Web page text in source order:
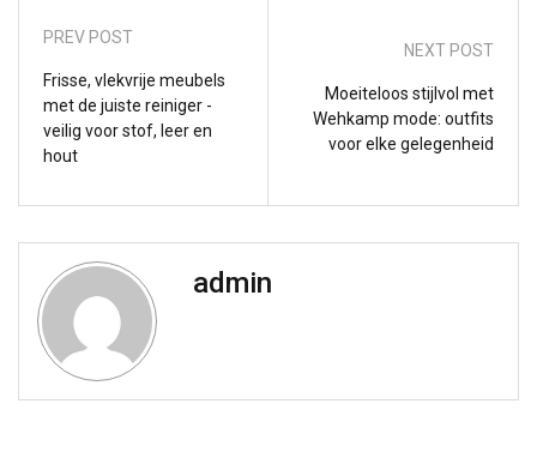
PREV POST
Frisse, vlekvrije meubels
met de juiste reiniger -
veilig voor stof, leer en
hout
NEXT POST
Moeiteloos stijlvol met
Wehkamp mode: outfits
voor elke gelegenheid
admin